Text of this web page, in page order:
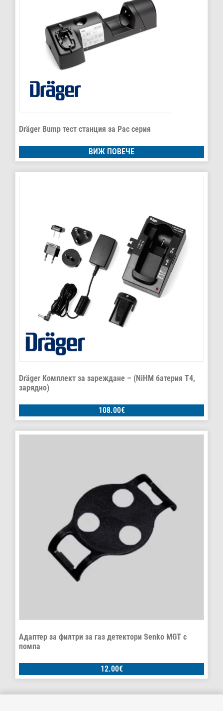
Dräger Bump тест станция за Pac серия
ВИЖ ПОВЕЧЕ
Dräger Комплект за зареждане – (NiHM батерия T4,
зарядно)
108.00€
Адаптер за филтри за газ детектори Senko MGT с
помпа
12.00€